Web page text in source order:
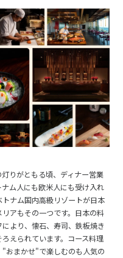
りがともる頃、ディナー営業
ム人にも欧米人にも受け入れ
ナム国内高級リゾートが日本
アもその一つです。日本の料
より、懐石、寿司、鉄板焼き
えられています。コース料理
おまかせ"で楽しむのも人気の